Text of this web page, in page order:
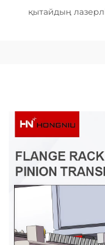
қытайдың